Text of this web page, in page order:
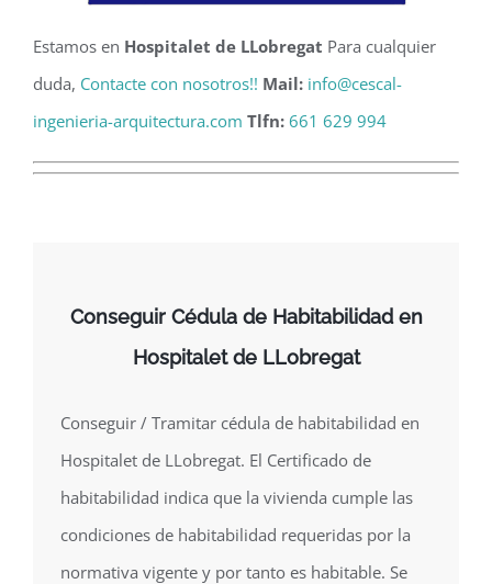
Estamos en Hospitalet de LLobregat Para cualquier
duda, Contacte con nosotros!! Mail: info@cescal-
ingenieria-arquitectura.com Tlfn: 661 629 994
Conseguir Cédula de Habitabilidad en
Hospitalet de LLobregat
Conseguir / Tramitar cédula de habitabilidad en
Hospitalet de LLobregat. El Certificado de
habitabilidad indica que la vivienda cumple las
condiciones de habitabilidad requeridas por la
normativa vigente y por tanto es habitable. Se